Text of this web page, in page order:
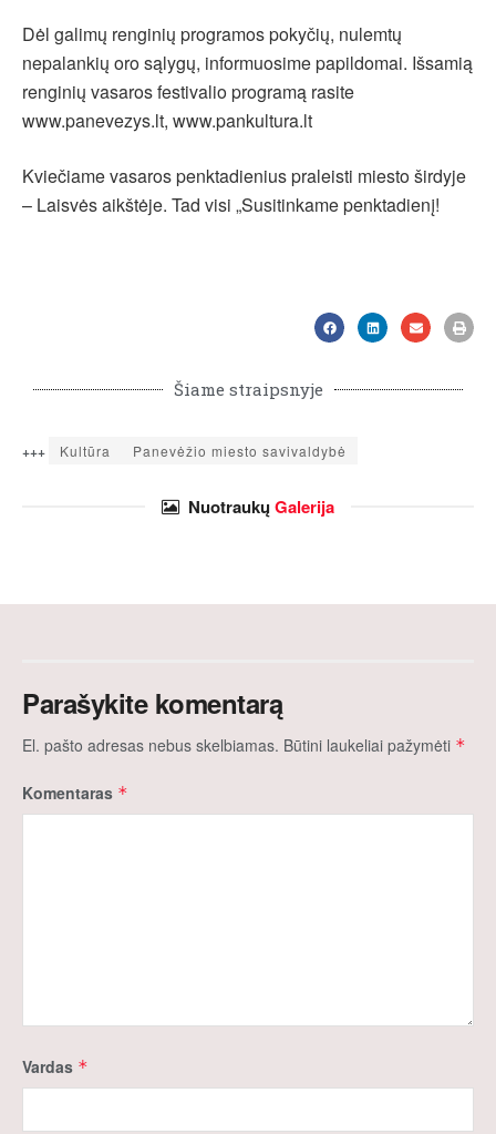
Dėl galimų renginių programos pokyčių, nulemtų
nepalankių oro sąlygų, informuosime papildomai. Išsamią
renginių vasaros festivalio programą rasite
www.panevezys.lt, www.pankultura.lt
Kviečiame vasaros penktadienius praleisti miesto širdyje
– Laisvės aikštėje. Tad visi „Susitinkame penktadienį!
Šiame straipsnyje
+++ Kultūra Panevėžio miesto savivaldybė
NuotraukųGalerija
Parašykite komentarą
El. pašto adresas nebus skelbiamas. Būtini laukeliai pažymėti *
Komentaras *
Vardas *